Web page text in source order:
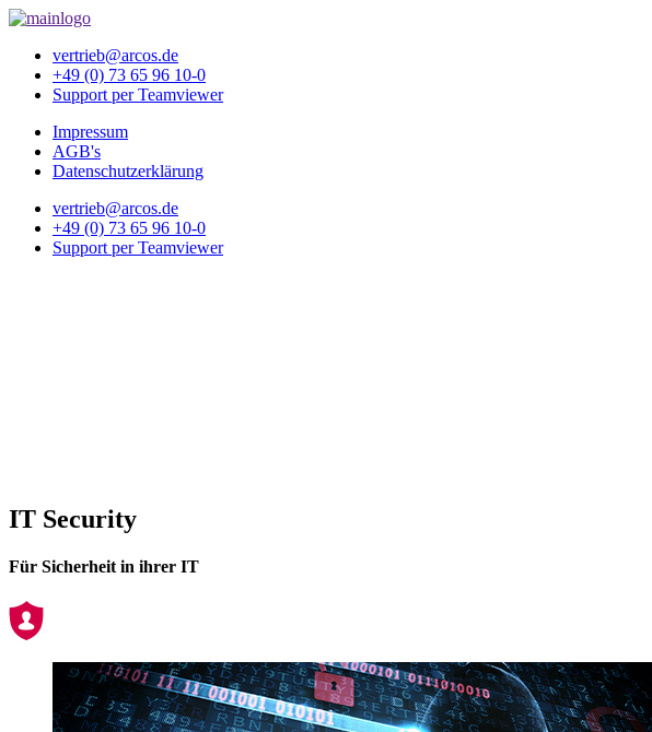
vertrieb@arcos.de
+49 (0) 73 65 96 10-0
Support per Teamviewer
Impressum
AGB's
Datenschutzerklärung
vertrieb@arcos.de
+49 (0) 73 65 96 10-0
Support per Teamviewer
IT Security
Für Sicherheit in ihrer IT